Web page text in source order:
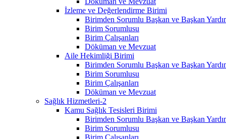
İzleme ve Değerlendirme Birimi
Birimden Sorumlu Başkan ve Başkan
Birim Sorumlusu
Birim Çalışanları
Döküman ve Mevzuat
Aile Hekimliği Birimi
Birimden Sorumlu Başkan ve Başkan
Birim Sorumlusu
Birim Çalışanları
Döküman ve Mevzuat
Sağlık Hizmetleri-2
Kamu Sağlık Tesisleri Birimi
Birimden Sorumlu Başkan ve Başkan
Birim Sorumlusu
Birim Çalışanları